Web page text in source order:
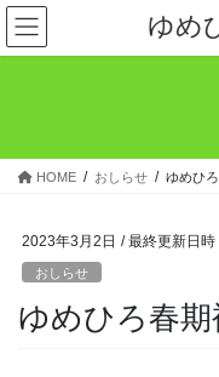
コ
ン
テ
ス
ナ
ビ
ゲ
ン
ゆめ
HOME おしらせ ゆめひ
2023年3月2日 / 最終更新日時
おしらせ
ゆめひろ春